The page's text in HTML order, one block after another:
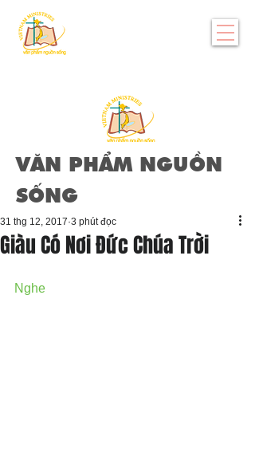
VĂN PHẨM NGUỒN
SỐNG
Giàu Có Nơi Đức Chúa Trời
31 thg 12, 2017 3 phút đọc
Nghe